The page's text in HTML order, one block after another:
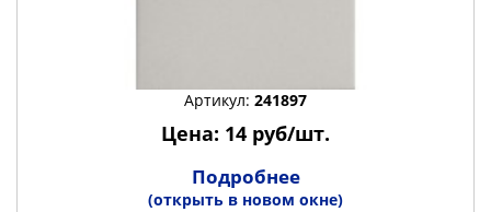
Артикул: 241897
Цена: 14 руб/шт.
Подробнее
(открыть в новом окне)